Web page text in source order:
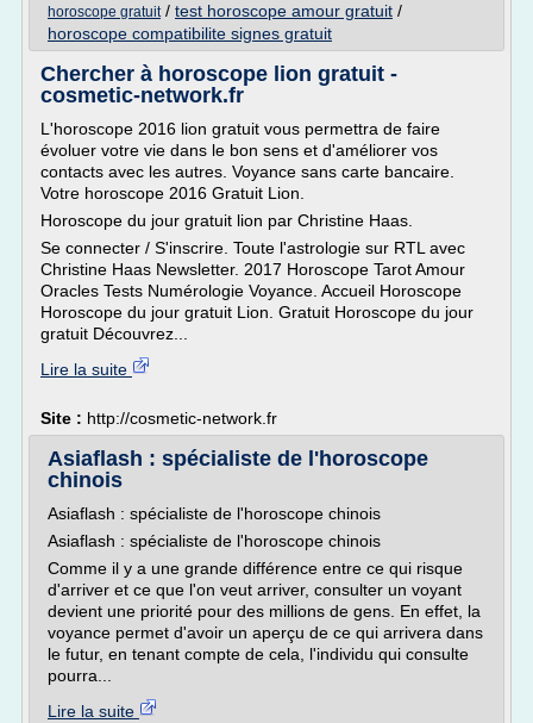
horoscope gratuit/ test horoscope amour gratuit /
horoscope compatibilite signes gratuit
Chercher à horoscope lion gratuit -
cosmetic-network.fr
L'horoscope 2016 lion gratuit vous permettra de faire
évoluer votre vie dans le bon sens et d'améliorer vos
contacts avec les autres. Voyance sans carte bancaire.
Votre horoscope 2016 Gratuit Lion.
Horoscope du jour gratuit lion par Christine Haas.
Se connecter / S'inscrire. Toute l'astrologie sur RTL avec
Christine Haas Newsletter. 2017 Horoscope Tarot Amour
Oracles Tests Numérologie Voyance. Accueil Horoscope
Horoscope du jour gratuit Lion. Gratuit Horoscope du jour
gratuit Découvrez...
Lire la suite
Site : http://cosmetic-network.fr
Asiaflash : spécialiste de l'horoscope
chinois
Asiaflash : spécialiste de l'horoscope chinois
Asiaflash : spécialiste de l'horoscope chinois
Comme il y a une grande différence entre ce qui risque
d'arriver et ce que l'on veut arriver, consulter un voyant
devient une priorité pour des millions de gens. En effet, la
voyance permet d'avoir un aperçu de ce qui arrivera dans
le futur, en tenant compte de cela, l'individu qui consulte
pourra...
Lire la suite